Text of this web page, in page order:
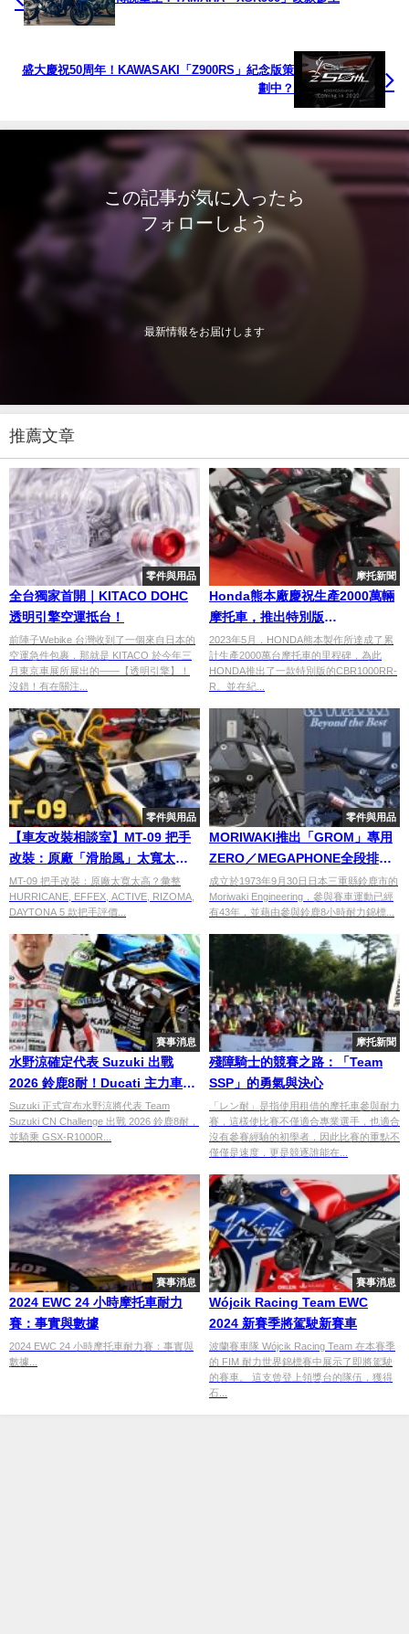
盛大慶祝50周年！KAWASAKI「Z900RS」紀念版策
劃中？
この記事が気に入ったら
フォローしよう
最新情報をお届けします
推薦文章
零件與用品
全台獨家首開｜KITACO DOHC
透明引擎空運抵台！
前陣子Webike 台灣收到了一個來自日本的
空運急件包裹，那就是 KITACO 於今年三
月東京車展所展出的——【透明引擎】！
沒錯！有在關注...
摩托新聞
Honda熊本廠慶祝生產2000萬輛
摩托車，推出特別版
CBR1000RR-R
2023年5月，HONDA熊本製作所達成了累
計生產2000萬台摩托車的里程碑，為此
HONDA推出了一款特別版的CBR1000RR-
R。並在紀...
零件與用品
【車友改裝相談室】MT-09 把手
改裝：原廠「滑胎風」太寬太
高？「戰鬥低趴」與「舒適街
車」的終極抉擇｜台日車友評價
匯總
MT-09 把手改裝：原廠太寬太高？彙整
HURRICANE, EFFEX, ACTIVE, RIZOMA,
DAYTONA 5 款把手評價...
零件與用品
MORIWAKI推出「GROM」專用
ZERO／MEGAPHONE全段排氣
管
成立於1973年9月30日日本三重縣鈴鹿市的
Moriwaki Engineering，參與賽車運動已經
有43年，並藉由參與鈴鹿8小時耐力錦標...
賽事消息
水野涼確定代表 Suzuki 出戰
2026 鈴鹿8耐！Ducati 主力車手
將騎乘 GSX-R1000R 挑戰 CN
Challenge
Suzuki 正式宣布水野涼將代表 Team
Suzuki CN Challenge 出戰 2026 鈴鹿8耐，
並騎乘 GSX-R1000R...
摩托新聞
殘障騎士的競賽之路：「Team
SSP」的勇氣與決心
「レン耐」是指使用租借的摩托車參與耐力
賽，這樣使比賽不僅適合專業選手，也適合
沒有參賽經驗的初學者，因此比賽的重點不
僅僅是速度，更是競逐誰能在...
賽事消息
2024 EWC 24 小時摩托車耐力
賽：事實與數據
2024 EWC 24 小時摩托車耐力賽：事實與
數據...
賽事消息
Wójcik Racing Team EWC
2024 新賽季將駕駛新賽車
波蘭賽車隊 Wójcik Racing Team 在本賽季
的 FIM 耐力世界錦標賽中展示了即將駕駛
的賽車。 這支曾登上領獎台的隊伍，獲得
石...